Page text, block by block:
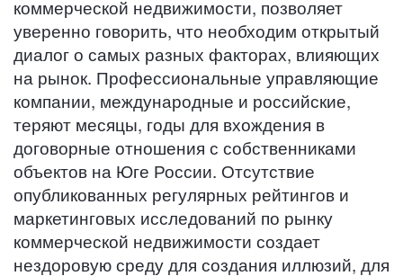
коммерческой недвижимости, позволяет
уверенно говорить, что необходим открытый
диалог о самых разных факторах, влияющих
на рынок. Профессиональные управляющие
компании, международные и российские,
теряют месяцы, годы для вхождения в
договорные отношения с собственниками
объектов на Юге России. Отсутствие
опубликованных регулярных рейтингов и
маркетинговых исследований по рынку
коммерческой недвижимости создает
нездоровую среду для создания иллюзий, для